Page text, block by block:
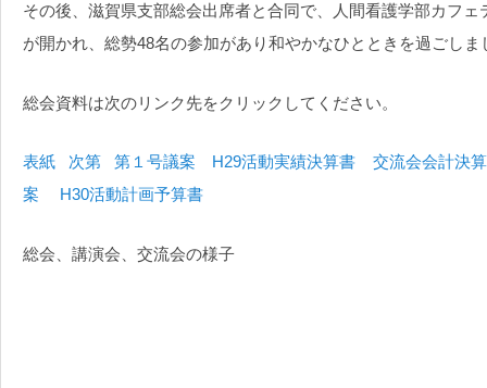
その後、滋賀県支部総会出席者と合同で、人間看護学部カフ
が開かれ、総勢48名の参加があり和やかなひとときを過ごしま
総会資料は次のリンク先をクリックしてください。
表紙 次第 第１号議案 H29活動実績決算書
交流会会計決
案 H30活動計画予算書
総会、講演会、交流会の様子